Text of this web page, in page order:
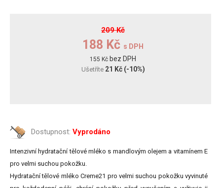
209 Kč
188 Kč s DPH
155 Kč bez DPH
Ušetříte 21 Kč (-10%)
Dostupnost: Vyprodáno
Intenzivní hydratační tělové mléko s mandlovým olejem a vitamínem E
pro velmi suchou pokožku.
Hydratační tělové mléko Creme21 pro velmi suchou pokožku vyvinuté